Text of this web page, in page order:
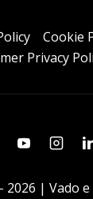
Cookie
Privacy
Youtube
2026 | Vado